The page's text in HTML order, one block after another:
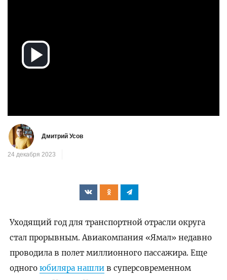
Воспроизвести
видео
Дмитрий Усов
24 декабря 2023
Уходящий год для транспортной отрасли округа
стал прорывным. Авиакомпания «Ямал» недавно
проводила в полет миллионного пассажира. Еще
одного юбиляра нашлив суперсовременном